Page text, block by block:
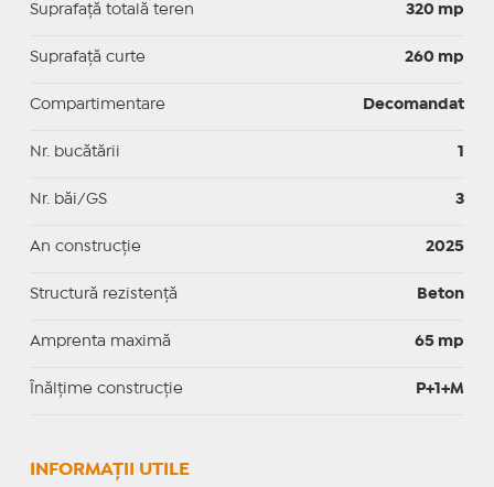
Suprafață totală teren 320 mp
Suprafaţă curte 260 mp
Compartimentare Decomandat
Nr. bucătării 1
Nr. băi/GS 3
An construcție 2025
Structură rezistență Beton
Amprenta maximă 65 mp
Înălțime construcție P+1+M
INFORMAŢII UTILE